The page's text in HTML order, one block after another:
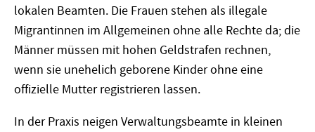
lokalen Beamten. Die Frauen stehen als illegale
Migrantinnen im Allgemeinen ohne alle Rechte da; die
Männer müssen mit hohen Geldstrafen rechnen,
wenn sie unehelich geborene Kinder ohne eine
offizielle Mutter registrieren lassen.
In der Praxis neigen Verwaltungsbeamte in kleinen